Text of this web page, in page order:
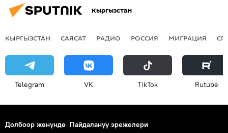
Кыргызстан
КЫРГЫЗСТАН САЯСАТ РАДИО РОССИЯ МИГРАЦИЯ
Telegram VK ТikТоk Rutube
Долбоор жөнүндө Пайдалануу эрежелери